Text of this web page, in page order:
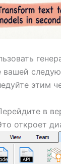
вашей
этим
в
откроет